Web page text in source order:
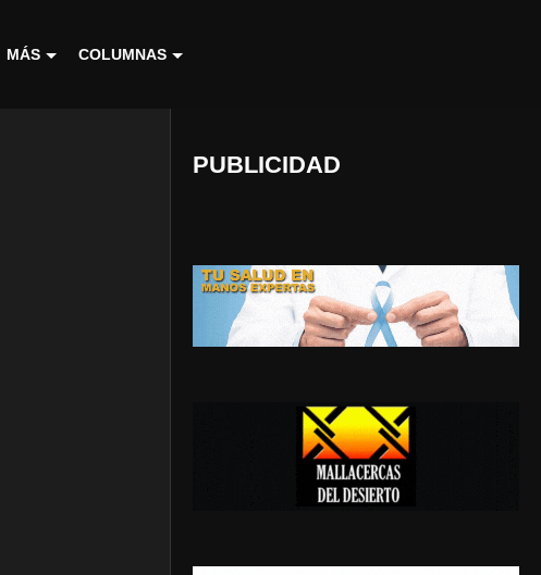
MÁS COLUMNAS
PUBLICIDAD